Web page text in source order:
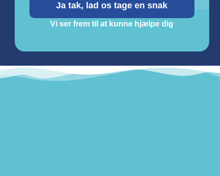
Ja tak, lad os tage en snak
Vi ser frem til at kunne hjælpe dig